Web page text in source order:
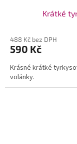
Krátké
488 Kč bez DPH
590 Kč
Krásné krátké
volánky.